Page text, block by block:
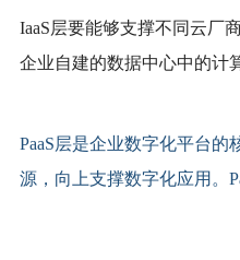
IaaS层要能够支撑不同云厂
企业自建的数据中心中的计
PaaS层是企业数字化平台
源，向上支撑数字化应用。